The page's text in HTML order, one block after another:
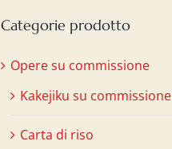
Categorie prodotto
Opere su commissione
Kakejiku su commissione
Carta di riso